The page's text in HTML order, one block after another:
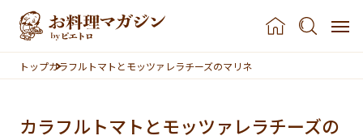
本文へスキップ
トップカラフルトマトとモッツァレラチーズのマリネ
カラフルトマトとモッツァレラチーズの